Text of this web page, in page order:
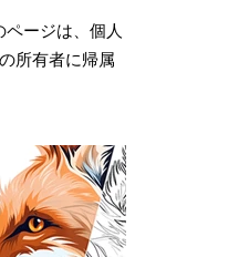
ページは、個人
所有者に帰属